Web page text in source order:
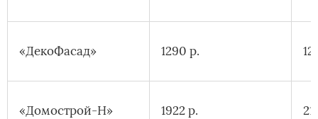
«ДекоФасад» 1290 р.
«Домострой-Н» 1922 р.